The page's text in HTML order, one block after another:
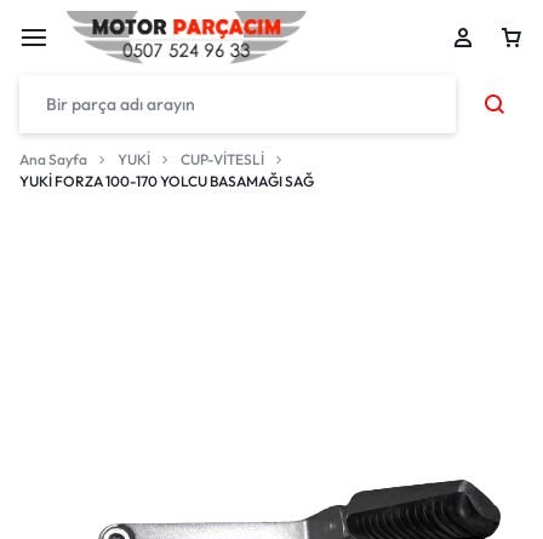
Ana Sayfa YUKİ
CUP-VİTESLİ
YUKİ FORZA 100-170 YOLCU BASAMAĞI SAĞ